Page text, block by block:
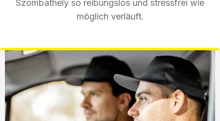
Szombathely so reibungslos und stressfrei wie
möglich verläuft.